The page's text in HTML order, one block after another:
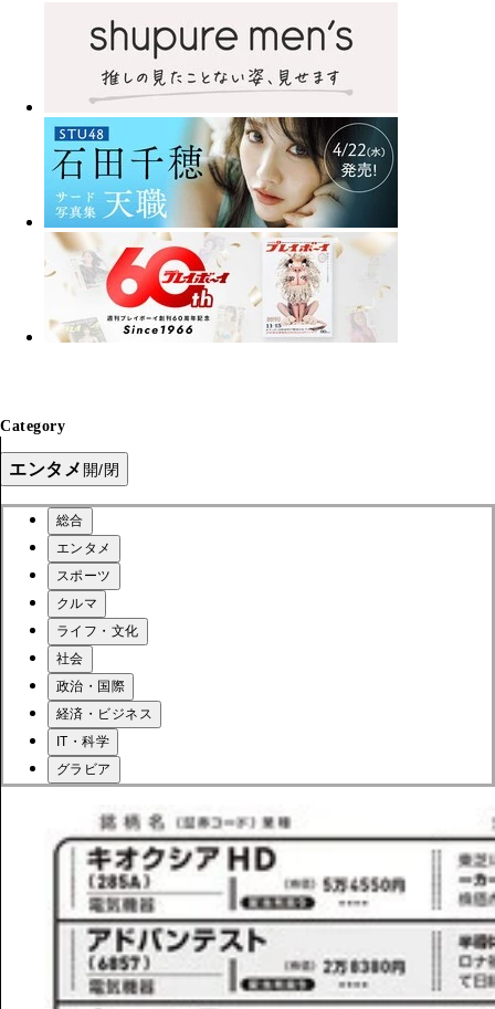
Category
エンタメ 開/閉
総合
エンタメ
スポーツ
クルマ
ライフ・文化
社会
政治・国際
経済・ビジネス
IT・科学
グラビア